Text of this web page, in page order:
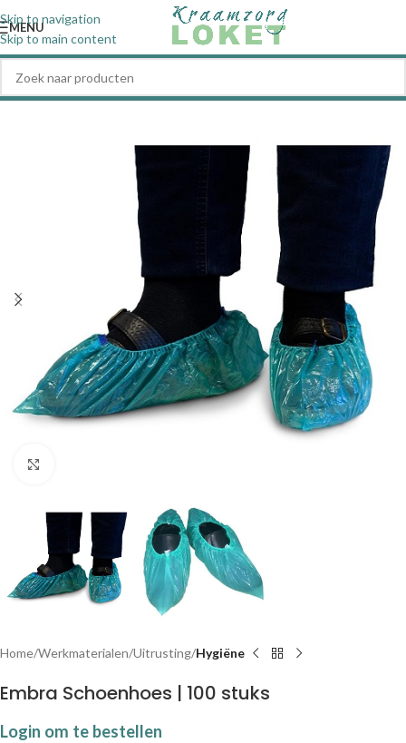
Skip to navigation
Skip to main content
MENU
Home Werkmaterialen Uitrusting Hygiëne
Embra Schoenhoes | 100 stuks
Login om te bestellen